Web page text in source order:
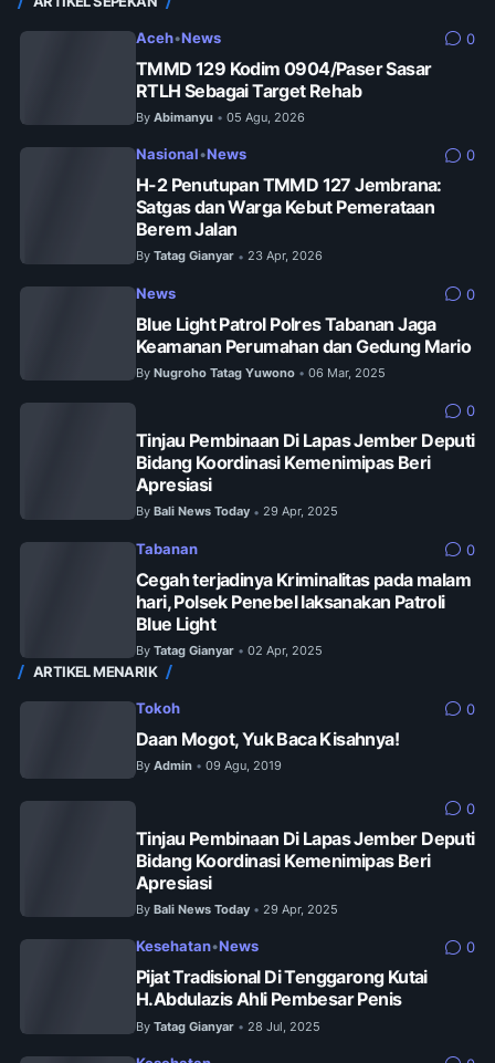
Aceh•News 0
TMMD 129 Kodim 0904/Paser Sasar
RTLH Sebagai Target Rehab
By Abimanyu • 05 Agu, 2026
Nasional•News 0
H-2 Penutupan TMMD 127 Jembrana:
Satgas dan Warga Kebut Pemerataan
Berem Jalan
By Tatag Gianyar • 23 Apr, 2026
News 0
Blue Light Patrol Polres Tabanan Jaga
Keamanan Perumahan dan Gedung Mario
By Nugroho Tatag Yuwono • 06 Mar, 2025
0
Tinjau Pembinaan Di Lapas Jember Deputi
Bidang Koordinasi Kemenimipas Beri
Apresiasi
By Bali News Today • 29 Apr, 2025
Tabanan 0
Cegah terjadinya Kriminalitas pada malam
hari, Polsek Penebel laksanakan Patroli
Blue Light
By Tatag Gianyar • 02 Apr, 2025
ARTIKEL MENARIK
Tokoh 0
Daan Mogot, Yuk Baca Kisahnya!
By Admin • 09 Agu, 2019
0
Tinjau Pembinaan Di Lapas Jember Deputi
Bidang Koordinasi Kemenimipas Beri
Apresiasi
By Bali News Today • 29 Apr, 2025
Kesehatan•News 0
Pijat Tradisional Di Tenggarong Kutai
H.Abdulazis Ahli Pembesar Penis
By Tatag Gianyar • 28 Jul, 2025